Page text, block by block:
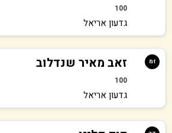
100
גדעון אריאל
זאב מאיר שנדלוב
100
גדעון אריאל
זמ